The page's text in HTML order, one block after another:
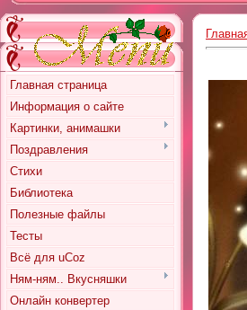
Главная страница
Информация о сайте
Картинки, анимашки
Поздравления
Стихи
Библиотека
Полезные файлы
Тесты
Всё для uCoz
Ням-ням.. Вкусняшки
Онлайн конвертер